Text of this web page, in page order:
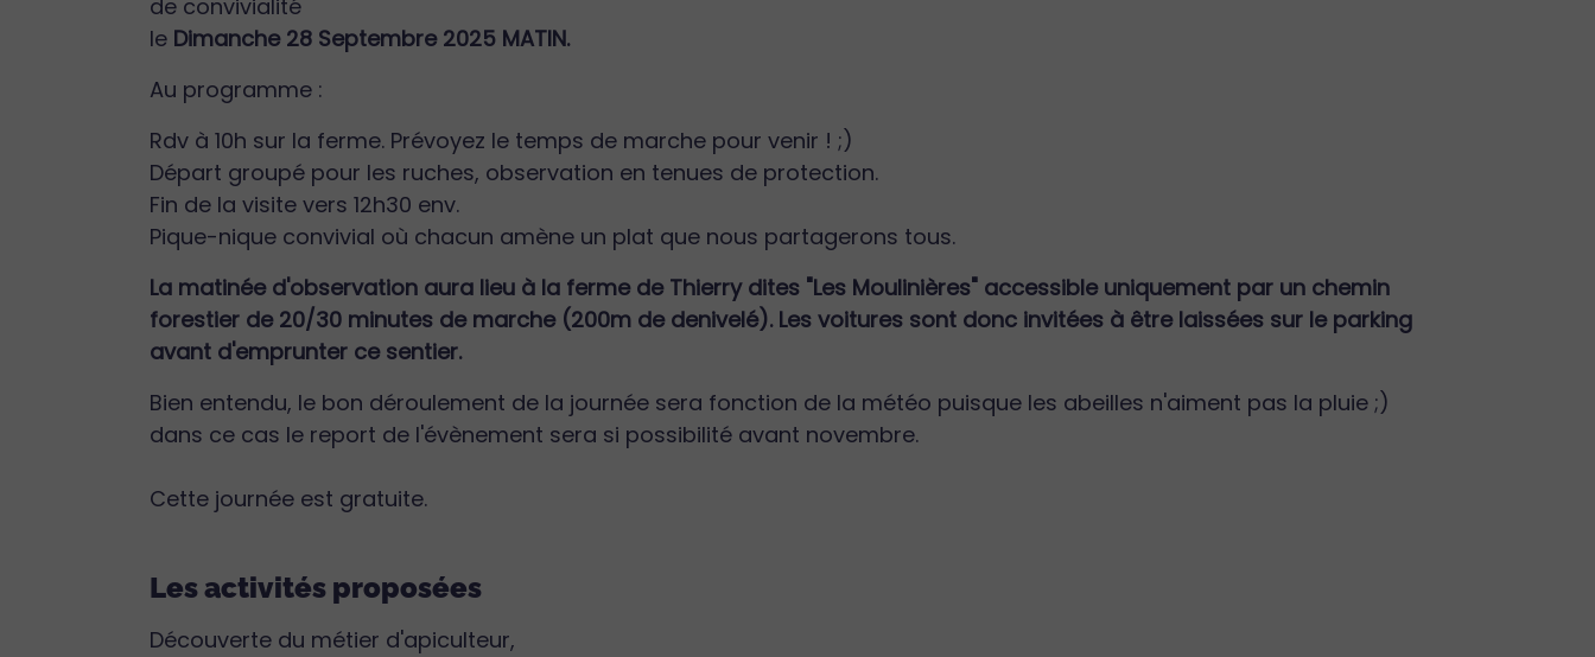
de convivialité
le Dimanche 28 Septembre 2025 MATIN.
Au programme :
Rdv à 10h sur la ferme. Prévoyez le temps de marche pour venir ! ;)
Départ groupé pour les ruches, observation en tenues de protection.
Fin de la visite vers 12h30 env.
Pique-nique convivial où chacun amène un plat que nous partagerons tous.
La matinée d'observation aura lieu à la ferme de Thierry dites "Les Moulinières" accessible uniquement par un chemin
forestier de 20/30 minutes de marche (200m de denivelé). Les voitures sont donc invitées à être laissées sur le parking
avant d'emprunter ce sentier.
Bien entendu, le bon déroulement de la journée sera fonction de la météo puisque les abeilles n'aiment pas la pluie ;)
dans ce cas le report de l'évènement sera si possibilité avant novembre.
Cette journée est gratuite.
Les activités proposées
Découverte du métier d'apiculteur,